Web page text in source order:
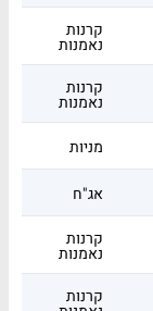
קרנות
נאמנות
קרנות
נאמנות
מניות
אג"ח
קרנות
נאמנות
קרנות